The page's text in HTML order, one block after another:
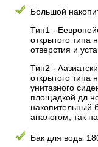
Большой
Тип1 -
открытого типа
отверстия и
Тип2 -
открытого типа
унитазного
площадкой дл
накопительный
аналогом, так
Бак для воды